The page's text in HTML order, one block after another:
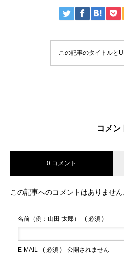
この記事のタイトルと
コメン
0 コメント
この記事へのコメントはありません
名前（例：山田 太郎） ( 必須 )
E-MAIL ( 必須 ) - 公開されません -